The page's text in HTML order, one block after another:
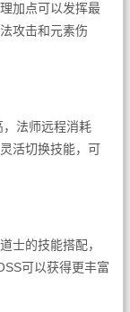
加点可以发挥最
攻击和元素伤
法师远程消耗
活切换技能，可
士的技能搭配，
可以获得更丰富